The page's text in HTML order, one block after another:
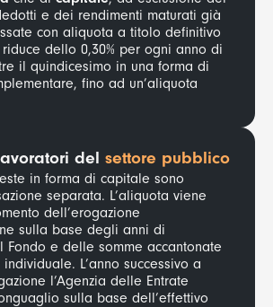
e dei rendimenti maturati già
con aliquota a titolo definitivo
dello 0,30% per ogni anno di
il quindicesimo in una forma di
fino ad un’aliquota
del settore pubblico
in forma di capitale sono
separata. L’aliquota viene
dell’erogazione
sulla base degli anni di
Fondo e delle somme accantonate
L’anno successivo a
l’Agenzia delle Entrate
sulla base dell’effettivo